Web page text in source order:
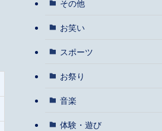
その他
お笑い
スポーツ
お祭り
音楽
体験・遊び